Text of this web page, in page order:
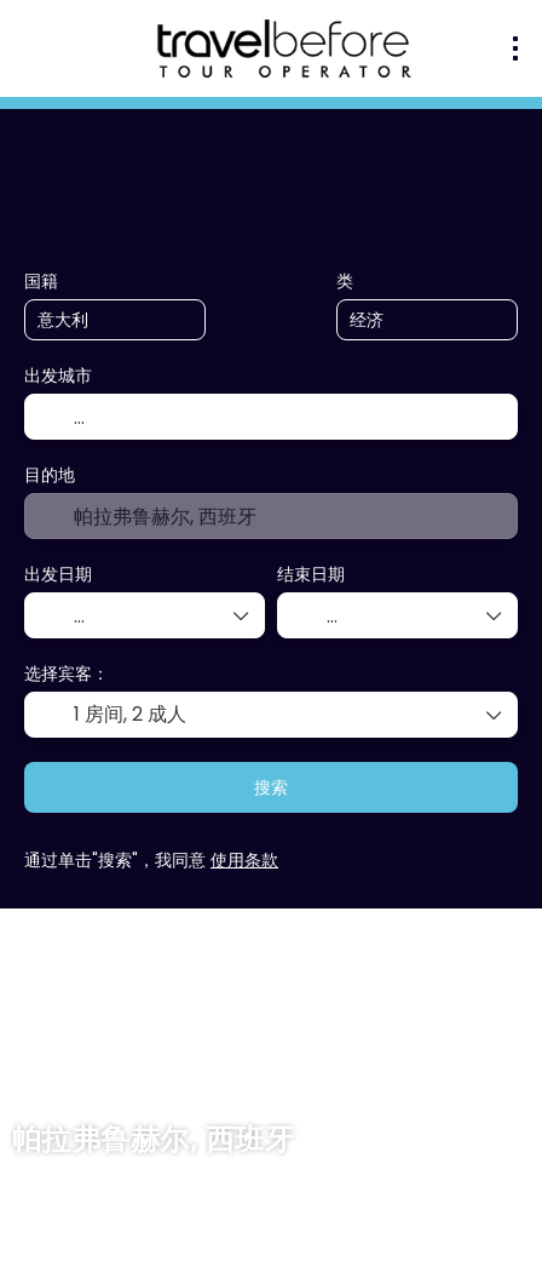
帕拉弗鲁赫尔, 西班牙
国籍 类
出发城市
目的地
出发日期 结束日期
选择宾客：
1 房间,2 成人
搜索
通过单击"搜索"，我同意 使用条款